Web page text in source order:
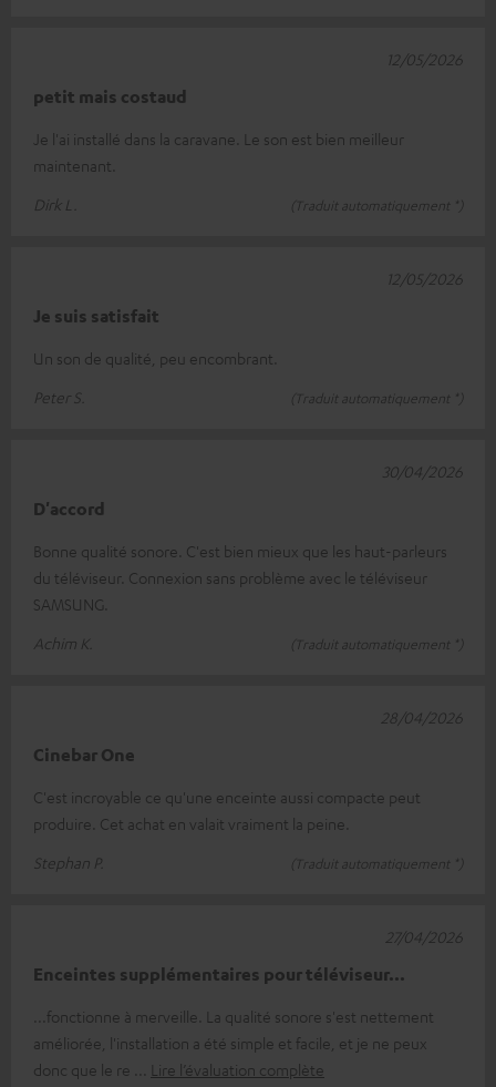
petit mais costaud
Je l'ai installé dans la caravane. Le son est bien meilleur
maintenant.
Dirk L.
(Traduit automatiquement *)
12/05/2026
Je suis satisfait
Un son de qualité, peu encombrant.
Peter S.
(Traduit automatiquement *)
12/05/2026
D'accord
Bonne qualité sonore. C'est bien mieux que les haut-parleurs
du téléviseur. Connexion sans problème avec le téléviseur
SAMSUNG.
Achim K.
(Traduit automatiquement *)
30/04/2026
Cinebar One
C'est incroyable ce qu'une enceinte aussi compacte peut
produire. Cet achat en valait vraiment la peine.
Stephan P.
(Traduit automatiquement *)
28/04/2026
Enceintes supplémentaires pour téléviseur...
...fonctionne à merveille. La qualité sonore s'est nettement
améliorée, l'installation a été simple et facile, et je ne peux
donc que le re
Lire l’évaluation complète
27/04/2026